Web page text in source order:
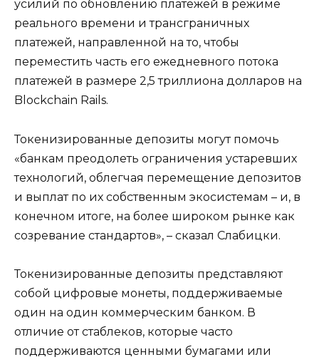
усилий по обновлению платежей в режиме
реального времени и трансграничных
платежей, направленной на то, чтобы
переместить часть его ежедневного потока
платежей в размере 2,5 триллиона долларов на
Blockchain Rails.
Токенизированные депозиты могут помочь
«банкам преодолеть ограничения устаревших
технологий, облегчая перемещение депозитов
и выплат по их собственным экосистемам – и, в
конечном итоге, на более широком рынке как
созревание стандартов», – сказал Слабицки.
Токенизированные депозиты представляют
собой цифровые монеты, поддерживаемые
один на один коммерческим банком. В
отличие от стаблеков, которые часто
поддерживаются ценными бумагами или